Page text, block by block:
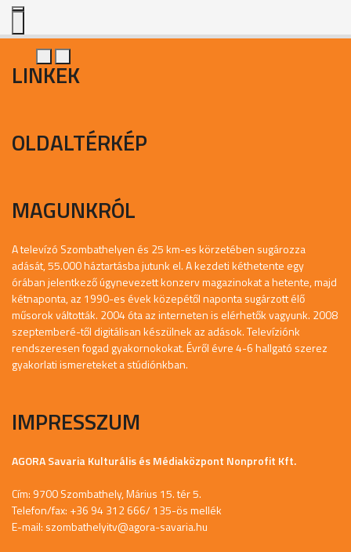
LINKEK
OLDALTÉRKÉP
MAGUNKRÓL
A televízó Szombathelyen és 25 km-es körzetében sugározza
adását, 55.000 háztartásba jutunk el. A kezdeti kéthetente egy
órában jelentkező úgynevezett konzerv magazinokat a hetente, majd
kétnaponta, az 1990-es évek közepétől naponta sugárzott élő
műsorok váltották. 2004 óta az interneten is elérhetők vagyunk. 2008
szeptemberé-től digitálisan készülnek az adások. Televíziónk
rendszeresen fogad gyakornokokat. Évről évre 4-6 hallgató szerez
gyakorlati ismereteket a stúdiónkban.
IMPRESSZUM
AGORA Savaria Kulturális és Médiaközpont Nonprofit Kft.
Cím: 9700 Szombathely, Márius 15. tér 5.
Telefon/fax: +36 94 312 666/ 135-ös mellék
E-mail: szombathelyitv@agora-savaria.hu